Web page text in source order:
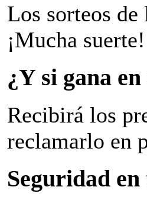
Los sorteos de
¡Mucha suerte!
¿Y si gana
Recibirá los
reclamarlo en
Seguridad